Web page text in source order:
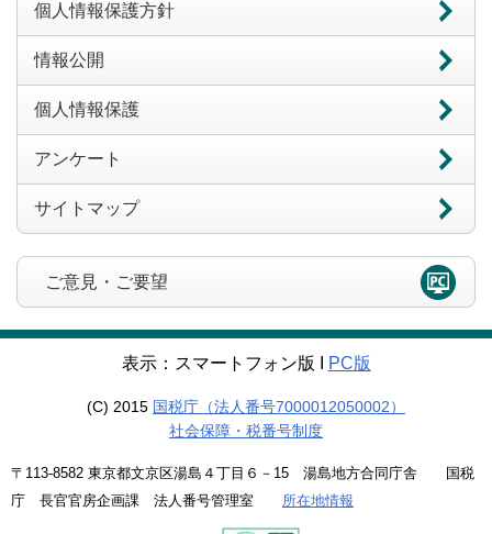
個人情報保護方針
情報公開
個人情報保護
アンケート
サイトマップ
ご意見・ご要望
表示：スマートフォン版 Ι PC版
(C) 2015 国税庁（法人番号7000012050002）
社会保障・税番号制度
〒113-8582 東京都文京区湯島４丁目６－15 湯島地方合同庁舎 国税
庁 長官官房企画課 法人番号管理室 所在地情報